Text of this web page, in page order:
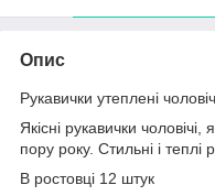
Опис
Рукавички утеплені
Якісні рукавички
пору року. Стильні і теплі
В ростовці 12 штук